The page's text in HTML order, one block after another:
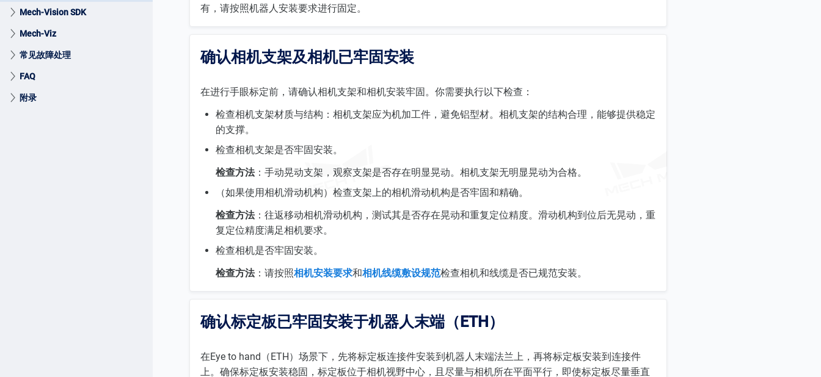
Mech-Vision SDK
Mech-Viz
常见故障处理
FAQ
附录
有，请按照机器人安装要求进行固定。
确认相机支架及相机已牢固安装
在进行手眼标定前，请确认相机支架和相机安装牢固。你需要执行以下检查：
检查相机支架材质与结构：相机支架应为机加工件，避免铝型材。相机支架的结构合理，能够提供稳定
的支撑。
检查相机支架是否牢固安装。
检查方法：手动晃动支架，观察支架是否存在明显晃动。相机支架无明显晃动为合格。
（如果使用相机滑动机构）检查支架上的相机滑动机构是否牢固和精确。
检查方法：往返移动相机滑动机构，测试其是否存在晃动和重复定位精度。滑动机构到位后无晃动，重
复定位精度满足相机要求。
检查相机是否牢固安装。
检查方法：请按照相机安装要求和相机线缆敷设规范检查相机和线缆是否已规范安装。
确认标定板已牢固安装于机器人末端（ETH）
在Eye to hand（ETH）场景下，先将标定板连接件安装到机器人末端法兰上，再将标定板安装到连接件
上。确保标定板安装稳固，标定板位于相机视野中心，且尽量与相机所在平面平行，即使标定板尽量垂直